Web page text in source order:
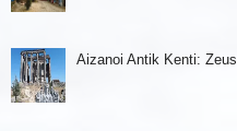
Aizanoi Antik Kenti: Zeus